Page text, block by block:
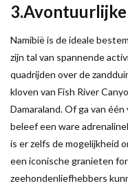
3.Avontuurlijke
Namibië is de ideale
zijn tal van spannende
quadrijden over de
kloven van Fish River
Damaraland. Of ga van
beleef een ware
is er zelfs de mogelijkheid
een iconische granieten
zeehondenliefhebbers